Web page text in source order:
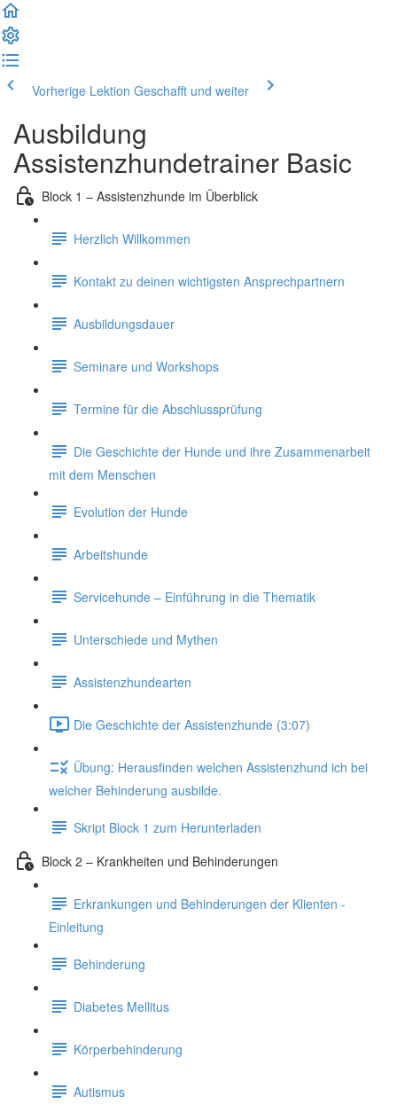
Vorherige Lektion Geschafft und weiter
Ausbildung
Assistenzhundetrainer Basic
Block 1 – Assistenzhunde im Überblick
Herzlich Willkommen
Kontakt zu deinen wichtigsten Ansprechpartnern
Ausbildungsdauer
Seminare und Workshops
Termine für die Abschlussprüfung
Die Geschichte der Hunde und ihre Zusammenarbeit
mit dem Menschen
Evolution der Hunde
Arbeitshunde
Servicehunde – Einführung in die Thematik
Unterschiede und Mythen
Assistenzhundearten
Die Geschichte der Assistenzhunde (3:07)
Übung: Herausfinden welchen Assistenzhund ich bei
welcher Behinderung ausbilde.
Skript Block 1 zum Herunterladen
Block 2 – Krankheiten und Behinderungen
Erkrankungen und Behinderungen der Klienten -
Einleitung
Behinderung
Diabetes Mellitus
Körperbehinderung
Autismus